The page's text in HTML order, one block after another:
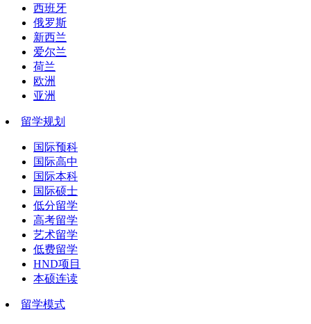
西班牙
俄罗斯
新西兰
爱尔兰
荷兰
欧洲
亚洲
留学规划
国际预科
国际高中
国际本科
国际硕士
低分留学
高考留学
艺术留学
低费留学
HND项目
本硕连读
留学模式